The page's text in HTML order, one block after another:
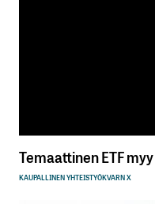
Temaattinen ETF
KAUPALLINEN YHTEISTYÖKVARN X